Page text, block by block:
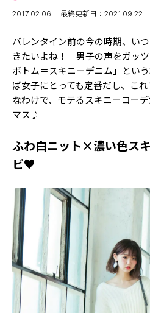
TikTok
Instagram
YouTube
FORTUNE
ゲッターズ飯田
MISS SEVENTEEN
MAGAZINE
バックナンバー
INFORMATION
Seventeenについて
Follow
ST
2017.02.06 最終更新日：2021.09.22
バレンタイン前の今の時期、い
きたいよね！ 男子の声をガッ
ボトム＝スキニーデニム」と
ば女子にとっても定番だし、こ
なわけで、モテるスキニーコー
マス♪
ふわ白ニット×濃い色ス
ビ♥